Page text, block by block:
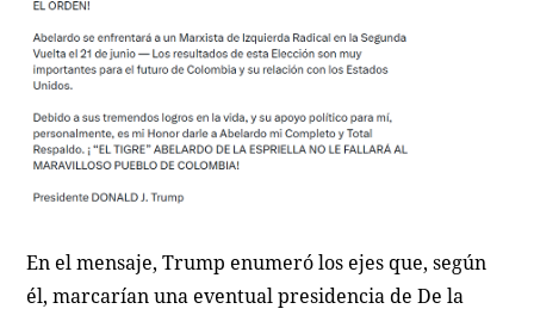
En el mensaje, Trump enumeró los ejes que, según
él, marcarían una eventual presidencia de De la